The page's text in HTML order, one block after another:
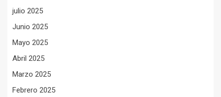
julio 2025
Junio 2025
Mayo 2025
Abril 2025
Marzo 2025
Febrero 2025